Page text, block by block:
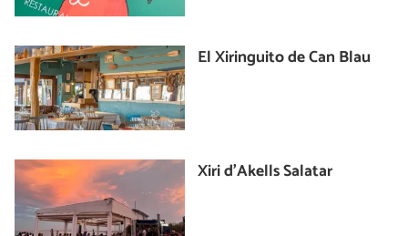
El Xiringuito de Can Blau
Xiri d'Akells Salatar